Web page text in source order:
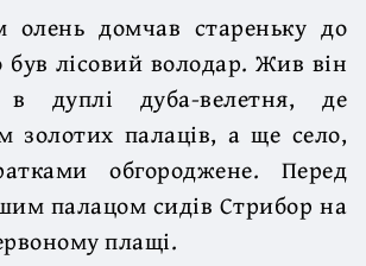
домчав стареньку до
лісовий володар. Жив він
дуплі дуба-велетня, де
золотих палаців, а ще село,
обгороджене. Перед
палацом сидів Стрибор на
плащі.